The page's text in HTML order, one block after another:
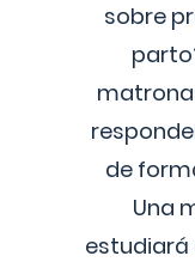
sobre
de
Una
estudiará